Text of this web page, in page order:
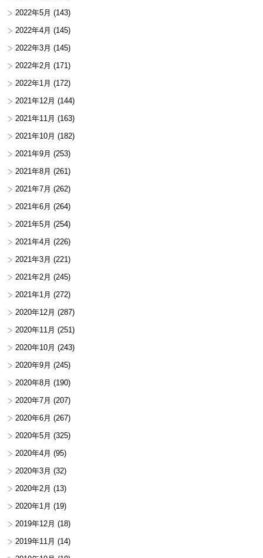
2022年5月 (143)
2022年4月 (145)
2022年3月 (145)
2022年2月 (171)
2022年1月 (172)
2021年12月 (144)
2021年11月 (163)
2021年10月 (182)
2021年9月 (253)
2021年8月 (261)
2021年7月 (262)
2021年6月 (264)
2021年5月 (254)
2021年4月 (226)
2021年3月 (221)
2021年2月 (245)
2021年1月 (272)
2020年12月 (287)
2020年11月 (251)
2020年10月 (243)
2020年9月 (245)
2020年8月 (190)
2020年7月 (207)
2020年6月 (267)
2020年5月 (325)
2020年4月 (95)
2020年3月 (32)
2020年2月 (13)
2020年1月 (19)
2019年12月 (18)
2019年11月 (14)